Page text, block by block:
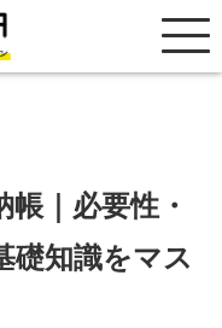
｜必要性・
礎知識をマス